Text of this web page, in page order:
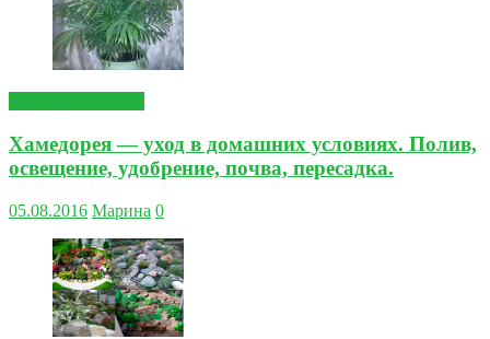
Хамедорея — уход в домашних условиях. Полив,
освещение, удобрение, почва, пересадка.
05.08.2016 Марина 0